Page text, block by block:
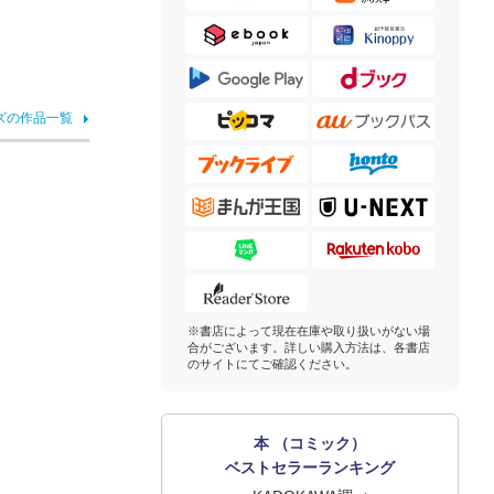
の作品一覧
※書店によって現在在庫や取り扱いがない場
合がございます。詳しい購入方法は、各書店
のサイトにてご確認ください。
本 （コミック）
ベストセラーランキング